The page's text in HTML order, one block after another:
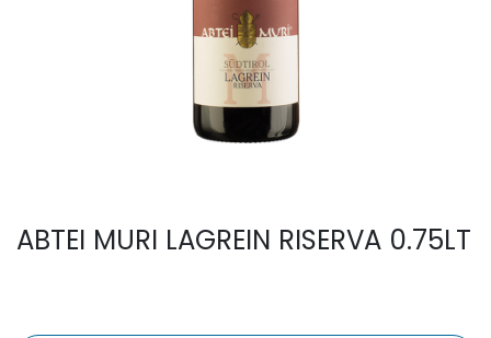
ABTEI MURI LAGREIN RISERVA 0.75LT